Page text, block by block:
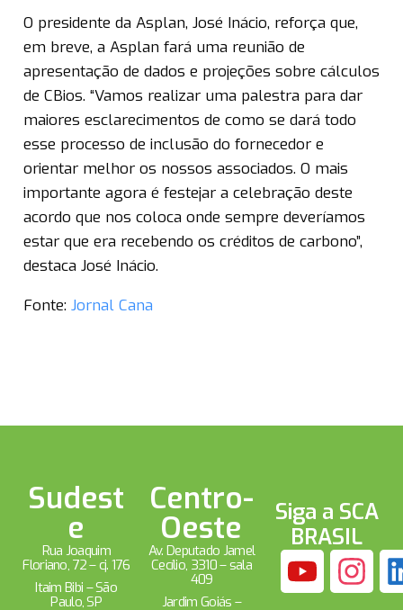
O presidente da Asplan, José Inácio, reforça que,
em breve, a Asplan fará uma reunião de
apresentação de dados e projeções sobre cálculos
de CBios. “Vamos realizar uma palestra para dar
maiores esclarecimentos de como se dará todo
esse processo de inclusão do fornecedor e
orientar melhor os nossos associados. O mais
importante agora é festejar a celebração deste
acordo que nos coloca onde sempre deveríamos
estar que era recebendo os créditos de carbono”,
destaca José Inácio.
Fonte: Jornal Cana
Sudest
e
Rua Joaquim
Floriano, 72 – cj. 176
Itaim Bibi – São
Paulo, SP
Centro-
Oeste
Av. Deputado Jamel
Cecílio, 3310 – sala
409
Jardim Goiás –
Siga a SCA
BRASIL